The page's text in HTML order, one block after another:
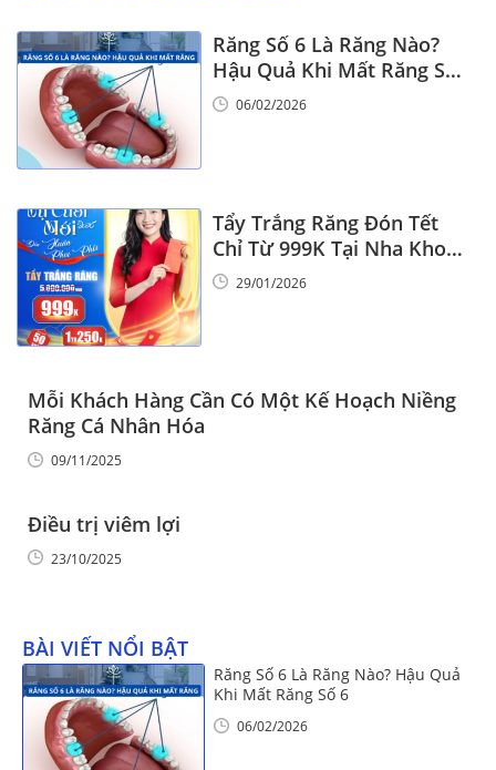
Răng Số 6 Là Răng Nào?
Hậu Quả Khi Mất Răng Số
6
06/02/2026
Tẩy Trắng Răng Đón Tết
Chỉ Từ 999K Tại Nha Khoa
Vinalign
29/01/2026
Mỗi Khách Hàng Cần Có Một Kế Hoạch Niềng
Răng Cá Nhân Hóa
09/11/2025
Điều trị viêm lợi
23/10/2025
BÀI VIẾT NỔI BẬT
Răng Số 6 Là Răng Nào? Hậu Quả
Khi Mất Răng Số 6
06/02/2026